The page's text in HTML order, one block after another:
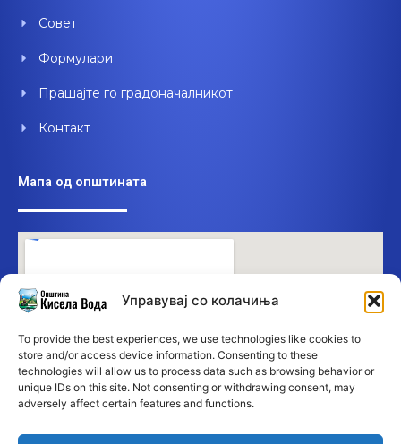
Управувај со колачиња
To provide the best experiences, we use technologies like cookies to
store and/or access device information. Consenting to these
technologies will allow us to process data such as browsing behavior or
unique IDs on this site. Not consenting or withdrawing consent, may
adversely affect certain features and functions.
Совет
Формулари
Прашајте го градоначалникот
Контакт
Мапа од општината